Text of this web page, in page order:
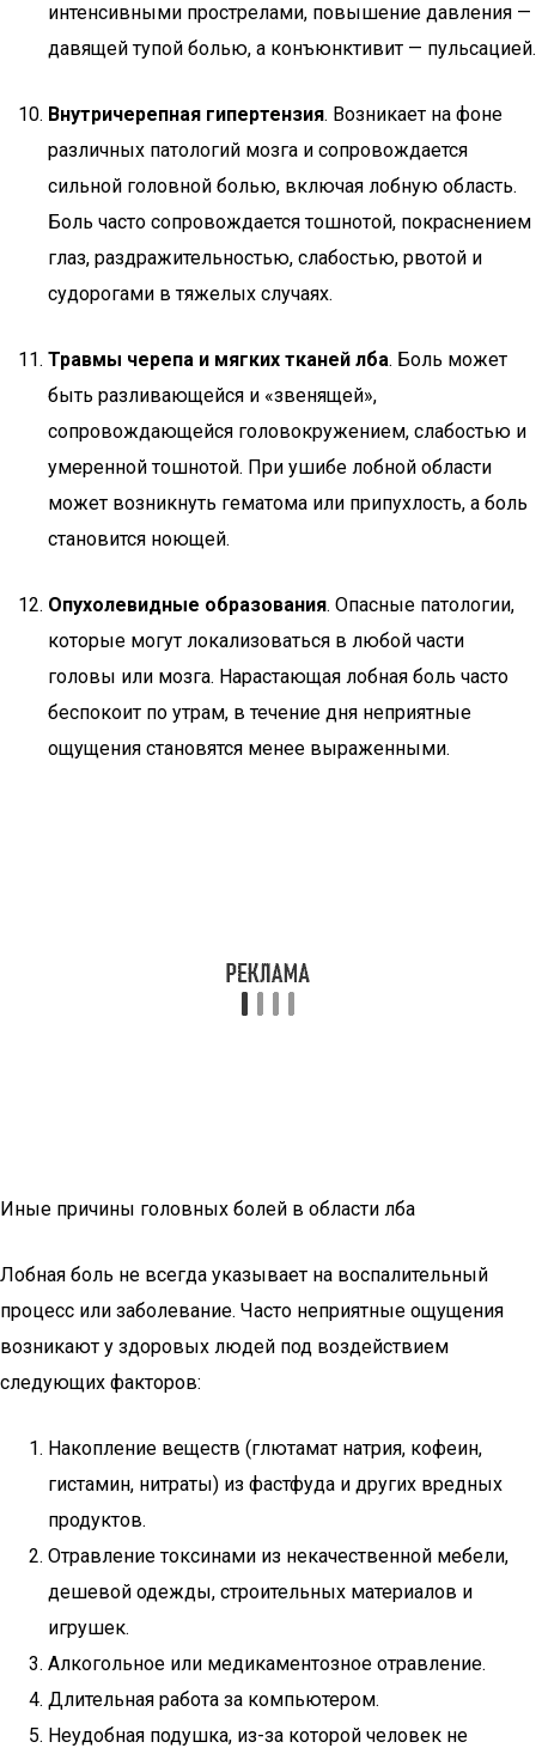
интенсивными прострелами, повышение давления —
давящей тупой болью, а конъюнктивит — пульсацией.
Внутричерепная гипертензия. Возникает на фоне
различных патологий мозга и сопровождается
сильной головной болью, включая лобную область.
Боль часто сопровождается тошнотой, покраснением
глаз, раздражительностью, слабостью, рвотой и
судорогами в тяжелых случаях.
Травмы черепа и мягких тканей лба. Боль может
быть разливающейся и «звенящей»,
сопровождающейся головокружением, слабостью и
умеренной тошнотой. При ушибе лобной области
может возникнуть гематома или припухлость, а боль
становится ноющей.
Опухолевидные образования. Опасные патологии,
которые могут локализоваться в любой части
головы или мозга. Нарастающая лобная боль часто
беспокоит по утрам, в течение дня неприятные
ощущения становятся менее выраженными.
Иные причины головных болей в области лба
Лобная боль не всегда указывает на воспалительный
процесс или заболевание. Часто неприятные ощущения
возникают у здоровых людей под воздействием
следующих факторов:
Накопление веществ (глютамат натрия, кофеин,
гистамин, нитраты) из фастфуда и других вредных
продуктов.
Отравление токсинами из некачественной мебели,
дешевой одежды, строительных материалов и
игрушек.
Алкогольное или медикаментозное отравление.
Длительная работа за компьютером.
Неудобная подушка, из-за которой человек не